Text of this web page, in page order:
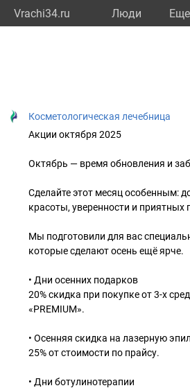
Vrachi34.ru Люди Eще
Косметологическая лечебница
Акции октября 2025
Октябрь — время обновления и
Сделайте этот месяц особенным:
красоты, уверенности и приятных
Мы подготовили для вас
которые сделают осень ещё ярче.
• Дни осенних подарков
20% скидка при покупке от 3-х
«PREMIUM».
• Осенняя скидка на лазерную
25% от стоимости по прайсу.
• Дни ботулинотерапии